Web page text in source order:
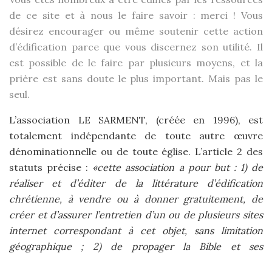
de ce site et à nous le faire savoir : merci ! Vous
désirez encourager ou même soutenir cette action
d’édification parce que vous discernez son utilité. Il
est possible de le faire par plusieurs moyens, et la
prière est sans doute le plus important. Mais pas le
seul.
L’association LE SARMENT, (créée en 1996), est
totalement indépendante de toute autre œuvre
dénominationnelle ou de toute église. L’article 2 des
statuts précise : «cette association a pour but : 1) de
réaliser et d’éditer de la littérature d’édification
chrétienne, à vendre ou à donner gratuitement, de
créer et d’assurer l’entretien d’un ou de plusieurs sites
internet correspondant à cet objet, sans limitation
géographique ; 2) de propager la Bible et ses